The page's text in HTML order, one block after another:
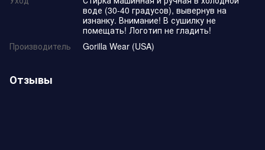
воде (30-40 градусов), вывернув на
изнанку. Внимание! В сушилку не
помещать! Логотип не гладить!
Производитель
Gorilla Wear (USA)
Отзывы